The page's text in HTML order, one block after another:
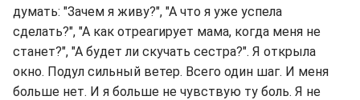
думать: "Зачем я живу?", "А что я уже успела
сделать?", "А как отреагирует мама, когда меня не
станет?", "А будет ли скучать сестра?". Я открыла
окно. Подул сильный ветер. Всего один шаг. И меня
больше нет. И я больше не чувствую ту боль. Я не